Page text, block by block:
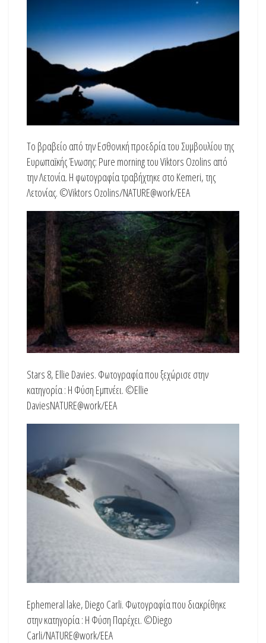
Το βραβείο από την Εσθονική προεδρία του Συμβουλίου της
Ευρωπαϊκής Ένωσης: Pure morning του Viktors Ozolins από
την Λετονία. Η φωτογραφία τραβήχτηκε στο Kemeri, της
Λετονίας. ©Viktors Ozolins/NATURE@work/EEA
Stars 8, Ellie Davies. Φωτογραφία που ξεχώρισε στην
κατηγορία : Η Φύση Εμπνέει. ©Ellie
DaviesNATURE@work/EEA
Ephemeral lake, Diego Carli. Φωτογραφία που διακρίθηκε
στην κατηγορία : Η Φύση Παρέχει. ©Diego
Carli/NATURE@work/EEA